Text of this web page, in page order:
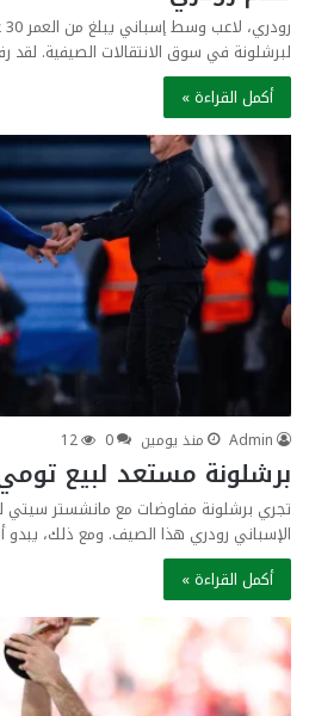
لبرشلونة في سوق الانتقالات الصيفية.
أكمل القراءة »
Admin
منذ يومين 0
12
برشلونة مستعد لبيع
تجري برشلونة مفاوضات مع مانشستر سيتي
الإسباني رودري هذا الصيف. ومع ذلك،
أكمل القراءة »